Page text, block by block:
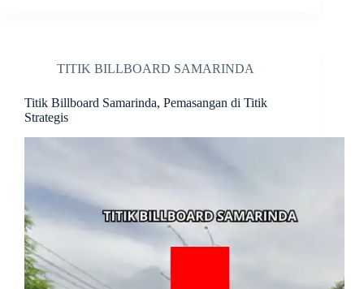
TITIK BILLBOARD SAMARINDA
Titik Billboard Samarinda, Pemasangan di Titik
Strategis